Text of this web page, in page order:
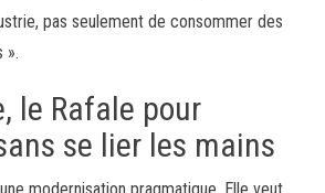
pas seulement de consommer des
».
le Rafale pour
se lier les mains